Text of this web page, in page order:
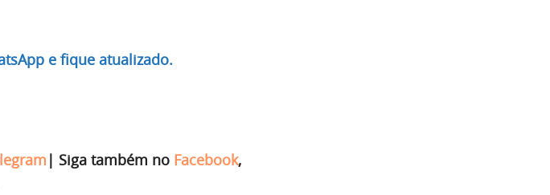
e fique atualizado.
| Siga também no Facebook,